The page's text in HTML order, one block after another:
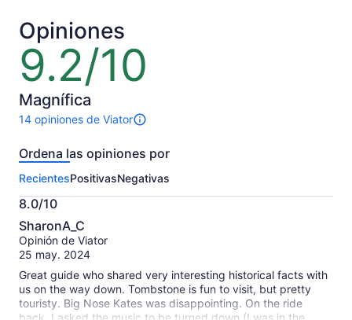
por
adulto
Opiniones
9.2/10
9.2
de
10
Magnífica
14 opiniones de Viator
Hay
opiniones
esta
actividad.
Más
información
sobre
nuestras
verificadas
Ordena las opiniones por
RecientesPositivasNegativas
8.0/10
8.0
de
10
SharonA_C
Opinión de Viator
25 may. 2024
Great guide who shared very interesting historical facts with
us on the way down. Tombstone is fun to visit, but pretty
touristy. Big Nose Kates was disappointing. On the ride